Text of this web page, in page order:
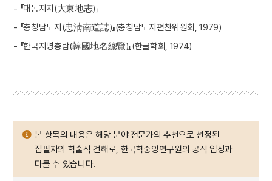
- 『대동지지(大東地志)』
- 『충청남도지(忠淸南道誌)』(충청남도지편찬위원회, 1979)
- 『한국지명총람(韓國地名總覽)』(한글학회, 1974)
본 항목의 내용은 해당 분야 전문가의 추천으로 선정된
집필자의 학술적 견해로, 한국학중앙연구원의 공식 입장과
다를 수 있습니다.